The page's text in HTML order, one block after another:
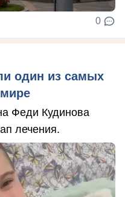
0
один из самых
Феди Кудинова
лечения.